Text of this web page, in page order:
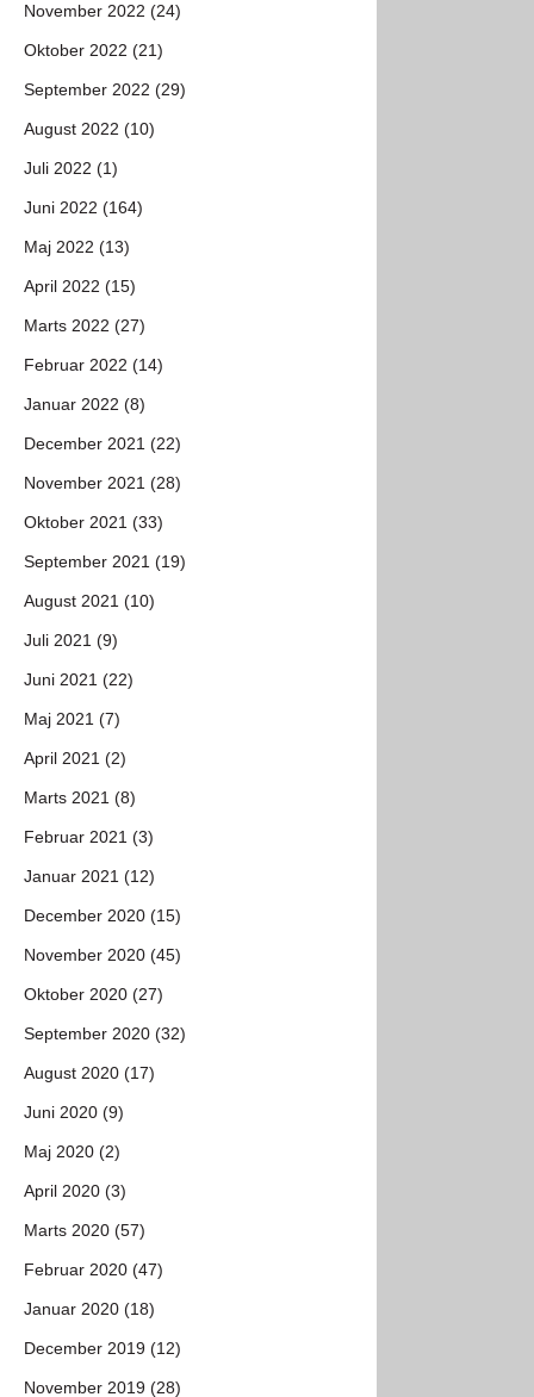
November 2022 (24)
Oktober 2022 (21)
September 2022 (29)
August 2022 (10)
Juli 2022 (1)
Juni 2022 (164)
Maj 2022 (13)
April 2022 (15)
Marts 2022 (27)
Februar 2022 (14)
Januar 2022 (8)
December 2021 (22)
November 2021 (28)
Oktober 2021 (33)
September 2021 (19)
August 2021 (10)
Juli 2021 (9)
Juni 2021 (22)
Maj 2021 (7)
April 2021 (2)
Marts 2021 (8)
Februar 2021 (3)
Januar 2021 (12)
December 2020 (15)
November 2020 (45)
Oktober 2020 (27)
September 2020 (32)
August 2020 (17)
Juni 2020 (9)
Maj 2020 (2)
April 2020 (3)
Marts 2020 (57)
Februar 2020 (47)
Januar 2020 (18)
December 2019 (12)
November 2019 (28)